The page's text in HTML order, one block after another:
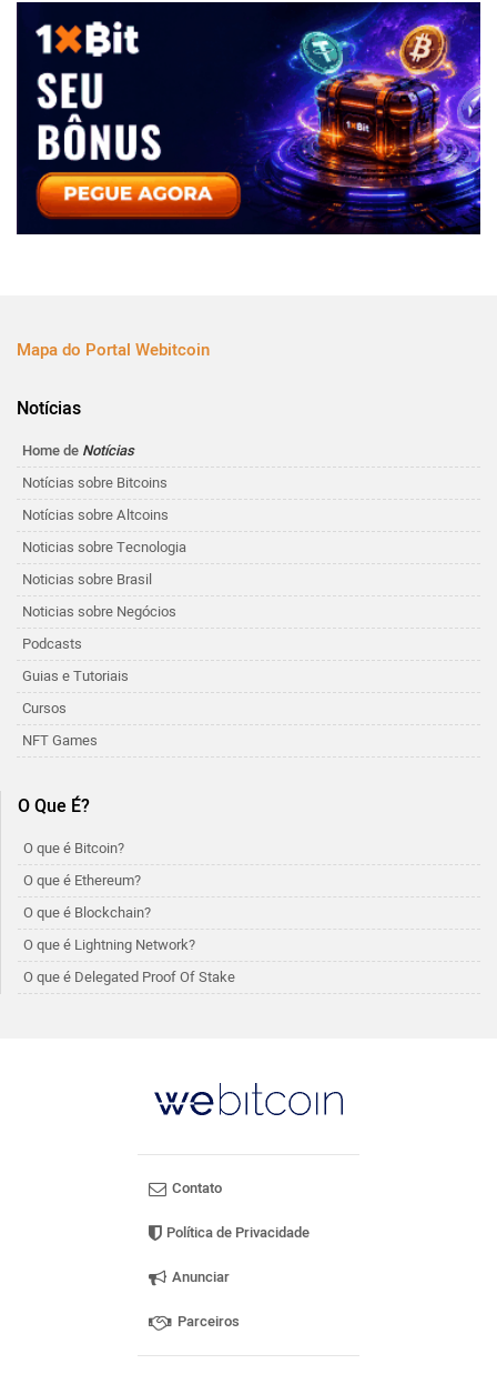
Mapa do Portal Webitcoin
Notícias
Home de Notícias
Notícias sobre Bitcoins
Notícias sobre Altcoins
Noticias sobre Tecnologia
Noticias sobre Brasil
Noticias sobre Negócios
Podcasts
Guias e Tutoriais
Cursos
NFT Games
O Que É?
O que é Bitcoin?
O que é Ethereum?
O que é Blockchain?
O que é Lightning Network?
O que é Delegated Proof Of Stake
Contato
Política de Privacidade
Anunciar
Parceiros